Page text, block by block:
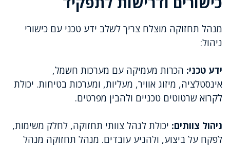
מנהל תחזוקה מוצלח צריך לשלב ידע טכני עם כישורי
ניהול:
ידע טכני: הכרות מעמיקה עם מערכות חשמל,
אינסטלציה, מיזוג אוויר, מעליות, ומערכות בטיחות. יכולת
לקרוא שרטוטים טכניים ולהבין מפרטים.
ניהול צוותים: יכולת לנהל צוותי תחזוקה, לחלק משימות,
לפקח על ביצוע, ולהניע עובדים. מנהל תחזוקה מנהל